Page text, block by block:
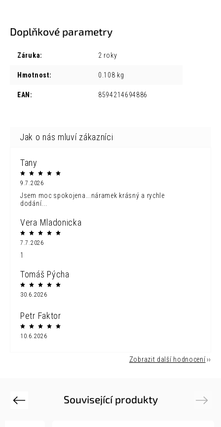
Doplňkové parametry
Záruka: 2 roky
Hmotnost: 0.108 kg
EAN : 8594214694886
Tany
9.7.2026
Jsem moc spokojena...náramek krásný a rychle
dodání...
Vera Mladonicka
7.7.2026
1
Tomáš Pýcha
30.6.2026
Petr Faktor
10.6.2026
Zobrazit další hodnocení
Související produkty
Previous Next